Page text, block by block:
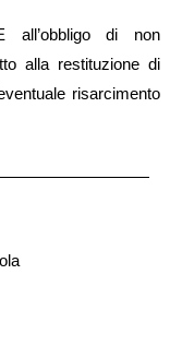
all’obbligo di non
alla restituzione di
risarcimento